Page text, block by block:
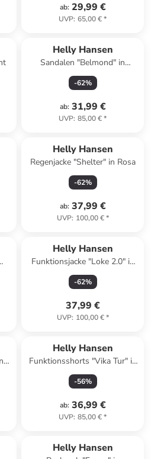
ab: 29,99 €
UVP: 65,00 €*
Helly Hansen
Sandalen "Belmond" in
Dunkelblau
-62%
ab: 31,99 €
UVP: 85,00 €*
Helly Hansen
Regenjacke "Shelter" in Rosa
-62%
ab: 37,99 €
UVP: 100,00 €*
Helly Hansen
Funktionsjacke "Loke 2.0" in
Schwarz
-62%
37,99 €
UVP: 100,00 €*
Helly Hansen
Funktionsshorts "Vika Tur" in
Grün
-56%
ab: 36,99 €
UVP: 85,00 €*
Helly Hansen